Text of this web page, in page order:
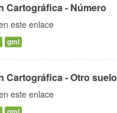
Cartográfica - Número
este enlace
gml
Cartográfica - Otro suelo
este enlace